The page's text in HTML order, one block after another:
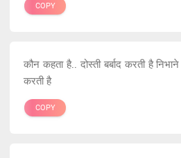
COPY
कौन कहता है.. दोस्ती बर्बाद करती है
करती है
COPY